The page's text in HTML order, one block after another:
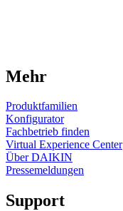
Mehr
Produktfamilien
Konfigurator
Fachbetrieb finden
Virtual Experience Center
Über DAIKIN
Pressemeldungen
Support